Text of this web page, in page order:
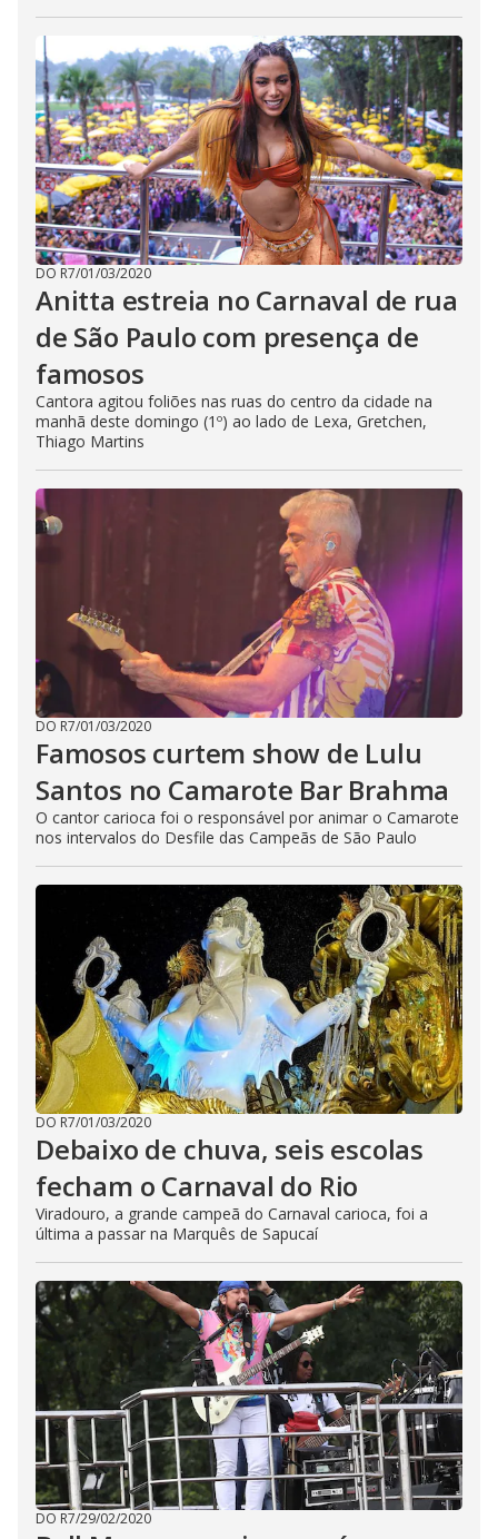
DO R7/01/03/2020
Anitta estreia no Carnaval de rua
de São Paulo com presença de
famosos
Cantora agitou foliões nas ruas do centro da cidade na
manhã deste domingo (1º) ao lado de Lexa, Gretchen,
Thiago Martins
DO R7/01/03/2020
Famosos curtem show de Lulu
Santos no Camarote Bar Brahma
O cantor carioca foi o responsável por animar o Camarote
nos intervalos do Desfile das Campeãs de São Paulo
DO R7/01/03/2020
Debaixo de chuva, seis escolas
fecham o Carnaval do Rio
Viradouro, a grande campeã do Carnaval carioca, foi a
última a passar na Marquês de Sapucaí
DO R7/29/02/2020